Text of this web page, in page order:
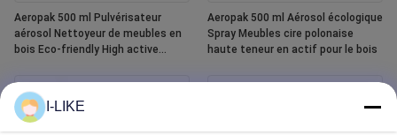
Aeropak 500 ml Pulvérisateur
aérosol Nettoyeur de meubles en
bois Eco-friendly High active
pour le bois
Aeropak 500 ml Aérosol écologique
Spray Meubles cire polonaise
haute teneur en actif pour le bois
I-LIKE